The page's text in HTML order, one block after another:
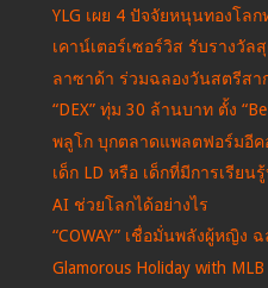
YLG เผย 4 ปัจจัยหนุนทองโล
เคาน์เตอร์เซอร์วิส รับรางวัล
ลาซาด้า ร่วมฉลองวันสตรีสา
“DEX” ทุ่ม 30 ล้านบาท ตั้ง
พลูโก บุกตลาดแพลตฟอร์มอีค
เด็ก LD หรือ เด็กที่มีการเรีย
AI ช่วยโลกได้อย่างไร
“COWAY” เชื่อมั่นพลังผู้หญิง
Glamorous Holiday with